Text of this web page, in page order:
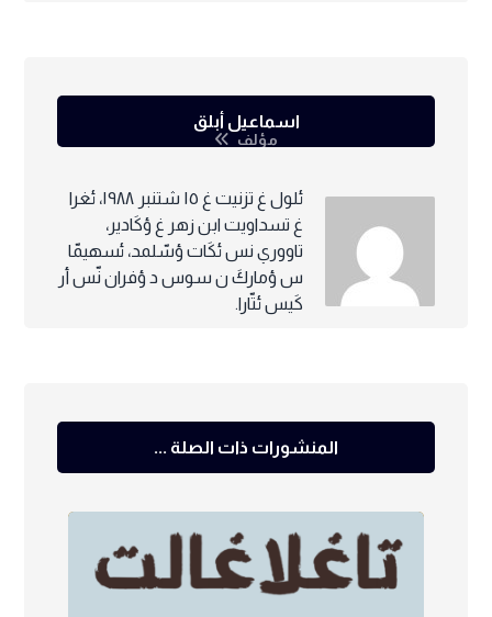
اسماعيل أبلق
مؤلف
ئلول غ تزنيت غ ١٥ شتنبر ١٩٨٨، ئغرا
غ تسداويت ابن زهر غ ؤكَادير،
تاووري نس ئكَات ؤسّلمد، ئسهيمّا
س ؤماركَ ن سوس د ؤفران نّس أر
كَيس ئتّارا.
المنشورات ذات الصلة ...